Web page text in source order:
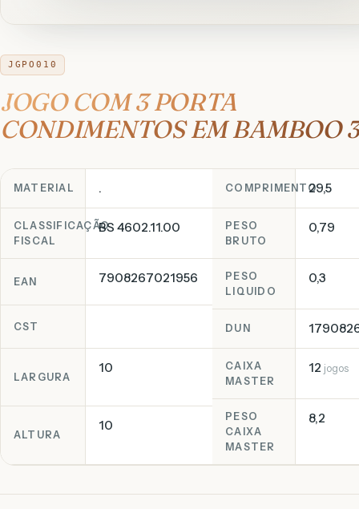
JGPO010
JOGO COM 3 PORTA
CONDIMENTOS EM BAMBOO 3
MATERIAL .
CLASSIFICAÇÃO
FISCAL
BS 4602.11.00
COMPRIMENTO29,5
PESO
BRUTO
0,79
EAN 7908267021956
CST
PESO
LIQUIDO
0,3
DUN
LARGURA
10
ALTURA
10
CAIXA
MASTER
12 jogos
PESO
CAIXA
MASTER
8,2